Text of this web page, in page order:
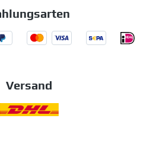
Versand